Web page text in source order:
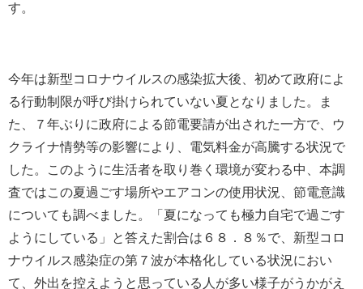
す。
今年は新型コロナウイルスの感染拡大後、初めて政府によ
る行動制限が呼び掛けられていない夏となりました。ま
た、７年ぶりに政府による節電要請が出された一方で、ウ
クライナ情勢等の影響により、電気料金が高騰する状況で
した。このように生活者を取り巻く環境が変わる中、本調
査ではこの夏過ごす場所やエアコンの使用状況、節電意識
についても調べました。「夏になっても極力自宅で過ごす
ようにしている」と答えた割合は６８．８％で、新型コロ
ナウイルス感染症の第７波が本格化している状況におい
て、外出を控えようと思っている人が多い様子がうかがえ